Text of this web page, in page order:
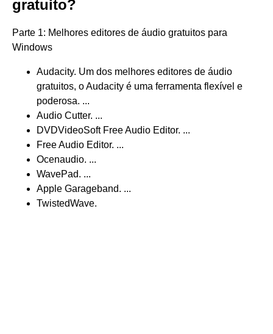
gratuito?
Parte 1: Melhores editores de áudio gratuitos para
Windows
Audacity. Um dos melhores editores de áudio
gratuitos, o Audacity é uma ferramenta flexível e
poderosa. ...
Audio Cutter. ...
DVDVideoSoft Free Audio Editor. ...
Free Audio Editor. ...
Ocenaudio. ...
WavePad. ...
Apple Garageband. ...
TwistedWave.